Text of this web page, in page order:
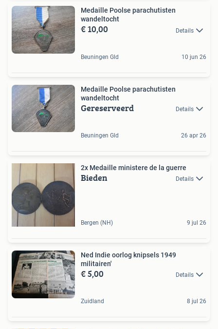
Medaille Poolse parachutisten
wandeltocht
€ 10,00 Details
Beuningen Gld 10 jun 26
Medaille Poolse parachutisten
wandeltocht
Gereserveerd Details
Beuningen Gld 26 apr 26
2x Medaille ministere de la guerre
Bieden Details
Bergen (NH) 9 jul 26
Ned Indie oorlog knipsels 1949
militairen'
€ 5,00 Details
Zuidland 8 jul 26